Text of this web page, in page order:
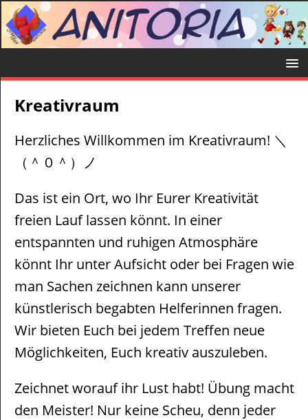
Kreativraum
Herzliches Willkommen im Kreativraum! ＼
（＾０＾）ノ
Das ist ein Ort, wo Ihr Eurer Kreativität
freien Lauf lassen könnt. In einer
entspannten und ruhigen Atmosphäre
könnt Ihr unter Aufsicht oder bei Fragen wie
man Sachen zeichnen kann unserer
künstlerisch begabten Helferinnen fragen.
Wir bieten Euch bei jedem Treffen neue
Möglichkeiten, Euch kreativ auszuleben.
Zeichnet worauf ihr Lust habt! Übung macht
den Meister! Nur keine Scheu, denn jeder